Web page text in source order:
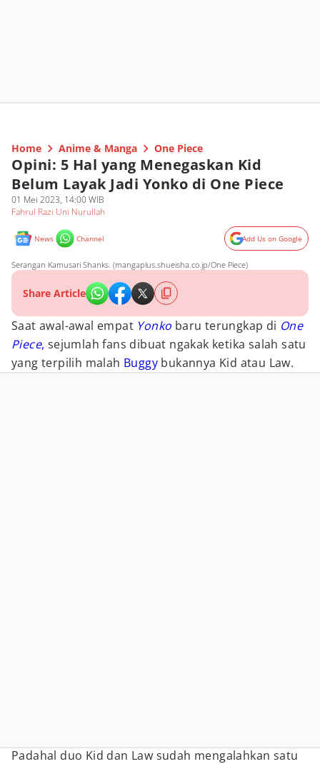
Home Anime & Manga One Piece
Opini: 5 Hal yang Menegaskan Kid
Belum Layak Jadi Yonko di One Piece
01 Mei 2023, 14:00 WIB
Fahrul Razi Uni Nurullah
News Channel Add Us on Google
Serangan Kamusari Shanks. (mangaplus.shueisha.co.jp/One Piece)
Share Article
Saat awal-awal empat Yonko baru terungkap di One
Piece, sejumlah fans dibuat ngakak ketika salah satu
yang terpilih malah Buggy bukannya Kid atau Law.
Padahal duo Kid dan Law sudah mengalahkan satu